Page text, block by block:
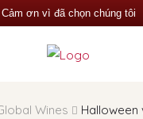
Cảm ơn vì đã chọn chúng tôi
Wines
Halloween